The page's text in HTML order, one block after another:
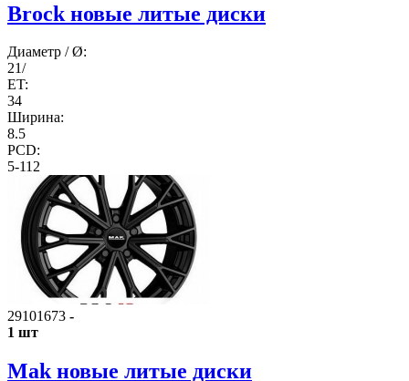
Brock новые литые диски
Диаметр / Ø:
21/
ET:
34
Ширина:
8.5
PCD:
5-112
29101673 -
1 шт
Mak новые литые диски